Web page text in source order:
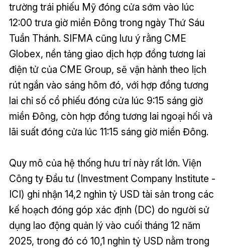
trường trái phiếu Mỹ đóng cửa sớm vào lúc
12:00 trưa giờ miền Đông trong ngày Thứ Sáu
Tuần Thánh. SIFMA cũng lưu ý rằng CME
Globex, nền tảng giao dịch hợp đồng tương lai
điện tử của CME Group, sẽ vận hành theo lịch
rút ngắn vào sáng hôm đó, với hợp đồng tương
lai chỉ số cổ phiếu đóng cửa lúc 9:15 sáng giờ
miền Đông, còn hợp đồng tương lai ngoại hối và
lãi suất đóng cửa lúc 11:15 sáng giờ miền Đông.
Quy mô của hệ thống hưu trí này rất lớn. Viện
Công ty Đầu tư (Investment Company Institute -
ICI) ghi nhận 14,2 nghìn tỷ USD tài sản trong các
kế hoạch đóng góp xác định (DC) do người sử
dụng lao động quản lý vào cuối tháng 12 năm
2025, trong đó có 10,1 nghìn tỷ USD nằm trong